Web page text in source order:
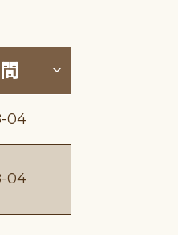
(升降冪)按發佈時間
04
04